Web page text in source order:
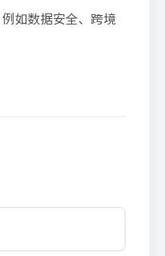
如数据安全、跨境